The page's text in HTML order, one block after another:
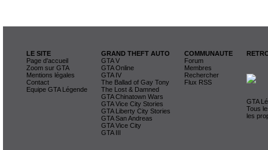
LE SITE
Page d'accueil
Zoom sur GTA
Mentions légales
Contact
Equipe GTA Légende
GRAND THEFT AUTO
GTA V
GTA Online
GTA IV
The Ballad of Gay Tony
The Lost & Damned
GTA Chinatown Wars
GTA Vice City Stories
GTA Liberty City Stories
GTA San Andreas
GTA Vice City
GTA III
COMMUNAUTE
Forum
Membres
Rechercher
Flux RSS
GTA
Tous
les